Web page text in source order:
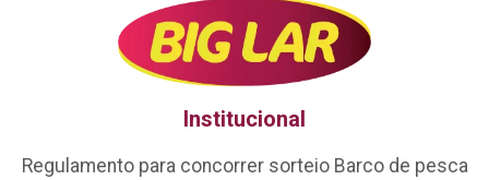
Institucional
Regulamento para concorrer sorteio Barco de pesca